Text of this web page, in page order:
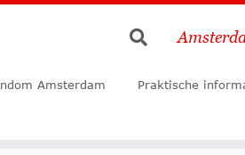
Amsterdam Praktische